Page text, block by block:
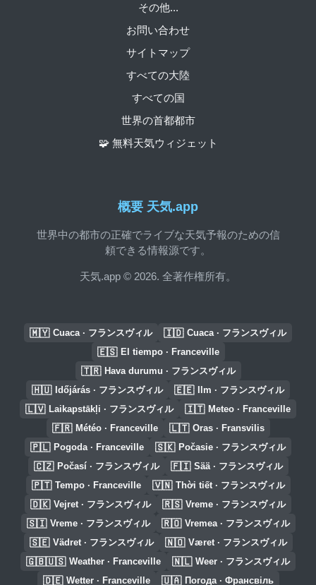
概要 天気.app
世界中の都市の正確でライブな天気予報のための信
頼できる情報源です。
天気.app © 2026. 全著作権所有。
その他...
お問い合わせ
サイトマップ
すべての大陸
すべての国
世界の首都都市
🧩 無料天気ウィジェット
🇲🇾 Cuaca · フランスヴィル 🇮🇩 Cuaca · フランスヴィル
🇪🇸 El tiempo · Franceville
🇹🇷 Hava durumu · フランスヴィル
🇭🇺 Időjárás · フランスヴィル 🇪🇪 Ilm · フランスヴィル
🇱🇻 Laikapstākļi · フランスヴィル 🇮🇹 Meteo · Franceville
🇫🇷 Météo · Franceville 🇱🇹 Oras · Fransvilis
🇵🇱 Pogoda · Franceville 🇸🇰 Počasie · フランスヴィル
🇨🇿 Počasí · フランスヴィル 🇫🇮 Sää · フランスヴィル
🇵🇹 Tempo · Franceville 🇻🇳 Thời tiết · フランスヴィル
🇩🇰 Vejret · フランスヴィル 🇷🇸 Vreme · フランスヴィル
🇸🇮 Vreme · フランスヴィル 🇷🇴 Vremea · フランスヴィル
🇸🇪 Vädret · フランスヴィル 🇳🇴 Været · フランスヴィル
🇬🇧🇺🇸 Weather · Franceville 🇳🇱 Weer · フランスヴィル
🇩🇪 Wetter · Franceville 🇺🇦 Погода · Франсвіль